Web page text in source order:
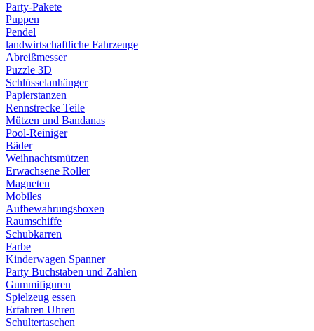
Party-Pakete
Puppen
Pendel
landwirtschaftliche Fahrzeuge
Abreißmesser
Puzzle 3D
Schlüsselanhänger
Papierstanzen
Rennstrecke Teile
Mützen und Bandanas
Pool-Reiniger
Bäder
Weihnachtsmützen
Erwachsene Roller
Magneten
Mobiles
Aufbewahrungsboxen
Raumschiffe
Schubkarren
Farbe
Kinderwagen Spanner
Party Buchstaben und Zahlen
Gummifiguren
Spielzeug essen
Erfahren Uhren
Schultertaschen